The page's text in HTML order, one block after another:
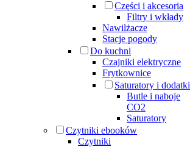
Części i akcesoria
Filtry i wkłady
Nawilżacze
Stacje pogody
Do kuchni
Czajniki elektryczne
Frytkownice
Saturatory i dodatki
Butle i naboje
CO2
Saturatory
Czytniki ebooków
Czytniki